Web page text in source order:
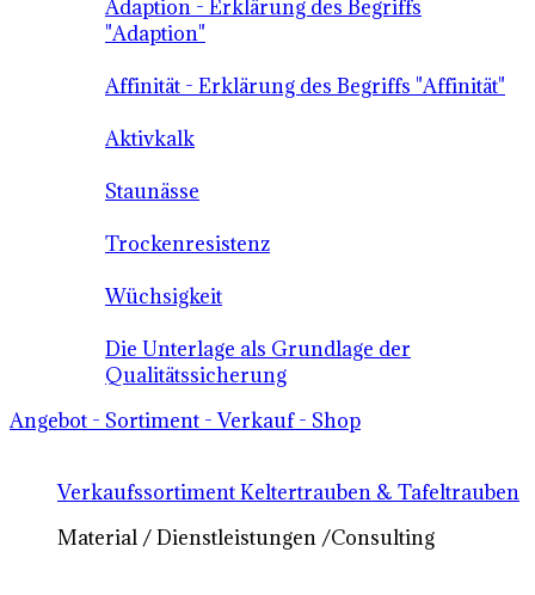
Adaption - Erklärung des Begriffs
"Adaption"
Affinität - Erklärung des Begriffs "Affinität"
Aktivkalk
Staunässe
Trockenresistenz
Wüchsigkeit
Die Unterlage als Grundlage der
Qualitätssicherung
Angebot - Sortiment - Verkauf - Shop
Verkaufssortiment Keltertrauben & Tafeltrauben
Material / Dienstleistungen /Consulting